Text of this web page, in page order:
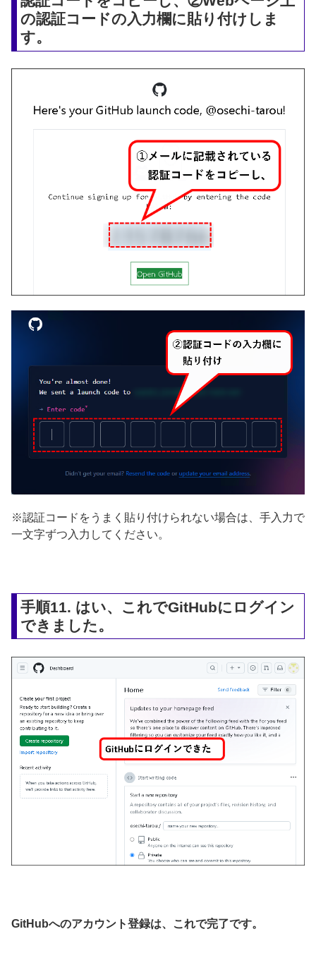
の認証コードの入力欄に貼り付けしま
す。
※認証コードをうまく貼り付けられない場合は、手入力で
一文字ずつ入力してください。
手順11. はい、これでGitHubにログイン
できました。
GitHubへのアカウント登録は、これで完了です。